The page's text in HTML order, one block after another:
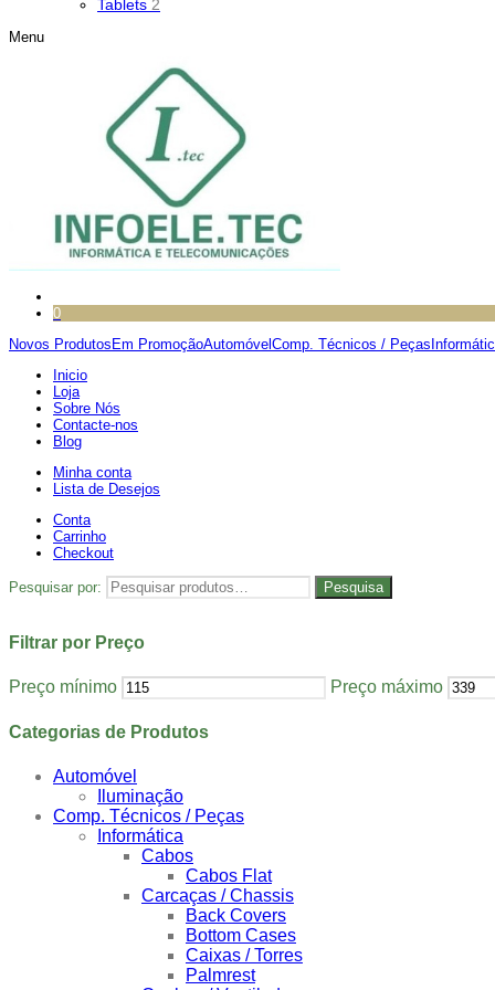
Tablets 2
Menu
0
Novos Produtos Em PromoçãoAutomóvel Comp. Técnicos / Peças
Inicio
Loja
Sobre Nós
Contacte-nos
Blog
Minha conta
Lista de Desejos
Conta
Carrinho
Checkout
Pesquisar por: Pesquisa
Filtrar por Preço
Preço mínimo Preço máximo
Categorias de Produtos
Automóvel
Iluminação
Comp. Técnicos / Peças
Informática
Cabos
Cabos Flat
Carcaças / Chassis
Back Covers
Bottom Cases
Caixas / Torres
Palmrest